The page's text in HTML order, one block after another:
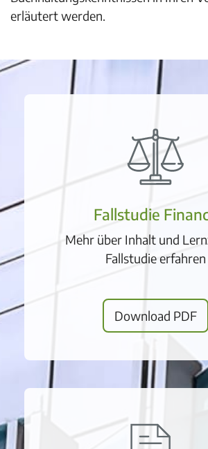
erläutert werden.
Fallstudie
Mehr über Inhalt und
Fallstudie erfahren
Download PDF